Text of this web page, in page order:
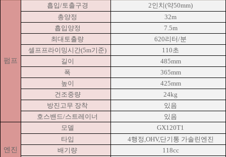
흡입/토출구경
2인치(약50mm)
총양정
32m
흡입양정
7.5m
최대토출량
620리터/분
셀프프라이밍시간(5m기준)
110초
펌프
길이
485mm
폭
365mm
높이
425mm
건조중량
24kg
방진고무 장착
있음
호스밴드/스트레이너
있음
모델
GX120T1
타입
4행정,OHV,단기통 가솔린엔진
엔진
배기량
118cc